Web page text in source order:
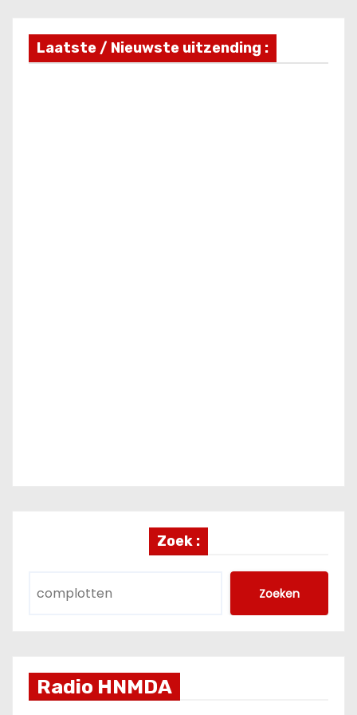
Laatste / Nieuwste uitzending :
Zoek :
Zoeken
Radio HNMDA